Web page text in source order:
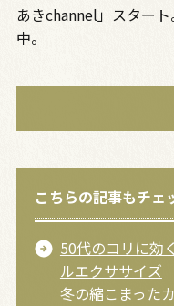
あきchannel」スター
中。
こちらの記事もチェ
50代のコリに効
ルエクササイズ
冬の縮こまった